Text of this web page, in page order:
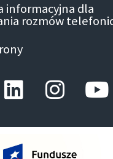
informacyjna dla
rozmów
f
Linkedin